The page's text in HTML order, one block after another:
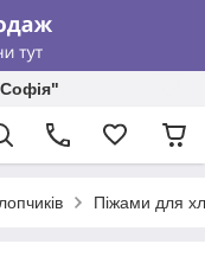
Піжами для